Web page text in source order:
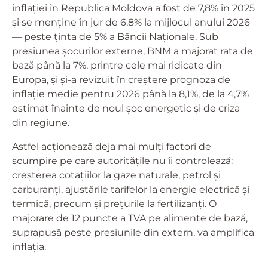
inflației în Republica Moldova a fost de 7,8% în 2025
și se menține în jur de 6,8% la mijlocul anului 2026
— peste ținta de 5% a Băncii Naționale. Sub
presiunea șocurilor externe, BNM a majorat rata de
bază până la 7%, printre cele mai ridicate din
Europa, și și-a revizuit în creștere prognoza de
inflație medie pentru 2026 până la 8,1%, de la 4,7%
estimat înainte de noul șoc energetic și de criza
din regiune.
Astfel acționează deja mai mulți factori de
scumpire pe care autoritățile nu îi controlează:
creșterea cotațiilor la gaze naturale, petrol și
carburanți, ajustările tarifelor la energie electrică și
termică, precum și prețurile la fertilizanți. O
majorare de 12 puncte a TVA pe alimente de bază,
suprapusă peste presiunile din extern, va amplifica
inflația.